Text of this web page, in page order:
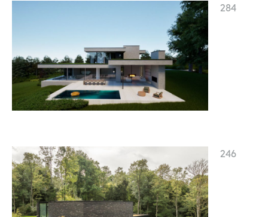
284
246